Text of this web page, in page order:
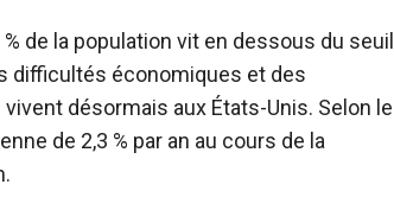
de la population vit en dessous du seuil
difficultés économiques et des
désormais aux États-Unis. Selon le
de 2,3 % par an au cours de la